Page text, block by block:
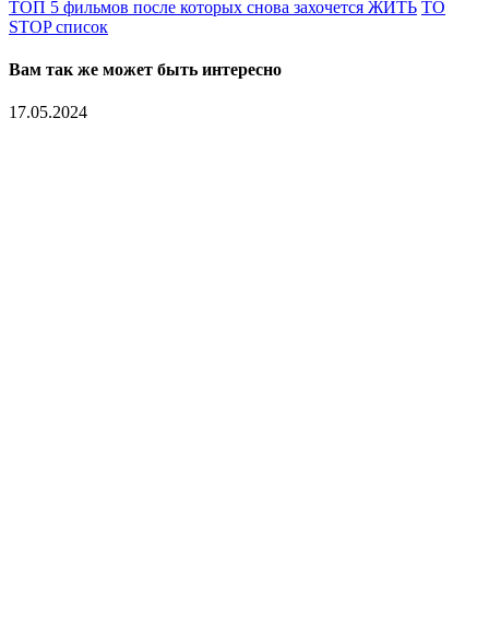
ТОП 5 фильмов после которых снова захочется ЖИТЬ TO
STOP список
Вам так же может быть интересно
17.05.2024